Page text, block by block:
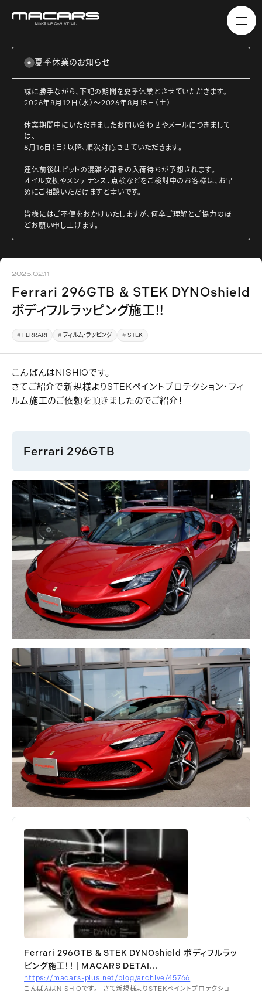
夏季休業のお知らせ
誠に勝手ながら、下記の期間を夏季休業とさせていただきます。
2026年8月12日（水）～2026年8月15日（土）
休業期間中にいただきましたお問い合わせやメールにつきまして
は、
8月16日（日）以降、順次対応させていただきます。
連休前後はピットの混雑や部品の入荷待ちが予想されます。
オイル交換やメンテナンス、点検などをご検討中のお客様は、お早
めにご相談いただけますと幸いです。
皆様にはご不便をおかけいたしますが、何卒ご理解とご協力のほ
どお願い申し上げます。
2025.02.11
Ferrari 296GTB ＆ STEK DYNOshield
ボディフルラッピング施工!!
FERRARI フィルム・ラッピング STEK
こんばんはNISHIOです。
さてご紹介で新規様よりSTEKペイントプロテクション・フィ
ルム施工のご依頼を頂きましたのでご紹介！
Ferrari 296GTB
Ferrari 296GTB ＆ STEK DYNOshield ボディフルラッ
ピング施工！！ | MACARS DETAI...
https://macars-plus.net/blog/archive/45766
こんばんはNISHIOです。 さて新規様よりSTEKペイントプロテクショ